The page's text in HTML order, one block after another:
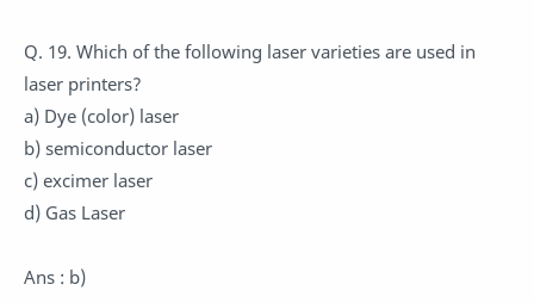
Q. 19. Which of the following laser varieties are used in
laser printers?
a) Dye (color) laser
b) semiconductor laser
c) excimer laser
d) Gas Laser
Ans : b)